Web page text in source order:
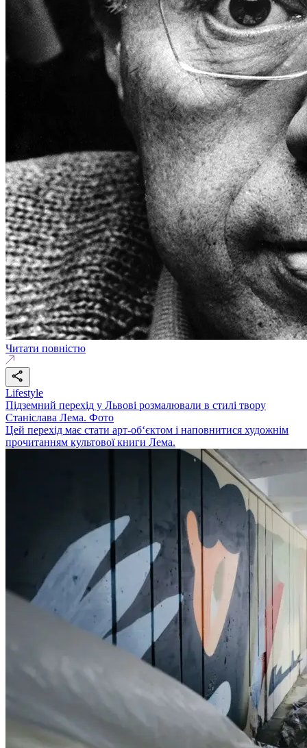
Читати повністю
Lifestyle
Підземний перехід у Львові розмалювали в стилі твору
Станіслава Лема. Фото
Цей перехід має стати арт-об‘єктом і наповнитися художнім
прочитанням культової книги Лема.